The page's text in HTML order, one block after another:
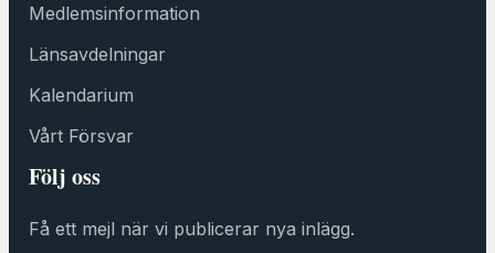
Medlemsinformation
Länsavdelningar
Kalendarium
Vårt Försvar
Följ oss
Få ett mejl när vi publicerar nya inlägg.